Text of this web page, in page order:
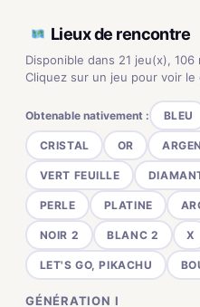
Lieux de rencontre
Disponible dans 21 jeu(x),
Cliquez sur un jeu pour voir le
Obtenable nativement : BLEU
CRISTAL OR
VERT FEUILLE
PERLE PLATINE
NOIR 2 BLANC 2 X
LET'S GO, PIKACHU
GÉNÉRATION I